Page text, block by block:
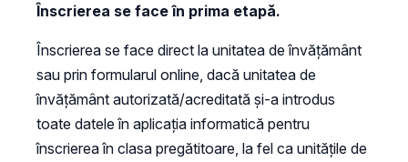
Înscrierea se face în prima etapă.
Înscrierea se face direct la unitatea de învăţământ
sau prin formularul online, dacă unitatea de
învăţământ autorizată/acreditată şi-a introdus
toate datele în aplicaţia informatică pentru
înscrierea în clasa pregătitoare, la fel ca unităţile de